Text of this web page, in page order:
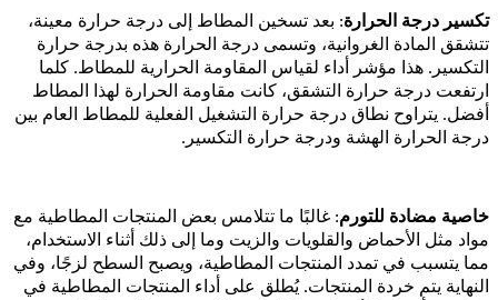
تكسير درجة الحرارة: بعد تسخين المطاط إلى درجة حرارة معينة،
تتشقق المادة الغروانية، وتسمى درجة الحرارة هذه بدرجة حرارة
التكسير. هذا مؤشر أداء لقياس المقاومة الحرارية للمطاط. كلما
ارتفعت درجة حرارة التشقق، كانت مقاومة الحرارة لهذا المطاط
أفضل. يتراوح نطاق درجة حرارة التشغيل الفعلية للمطاط العام بين
درجة الحرارة الهشة ودرجة حرارة التكسير.
خاصية مضادة للتورم: غالبًا ما تتلامس بعض المنتجات المطاطية مع
مواد مثل الأحماض والقلويات والزيت وما إلى ذلك أثناء الاستخدام،
مما يتسبب في تمدد المنتجات المطاطية، ويصبح السطح لزجًا، وفي
النهاية يتم خردة المنتجات. يُطلق على أداء المنتجات المطاطية في